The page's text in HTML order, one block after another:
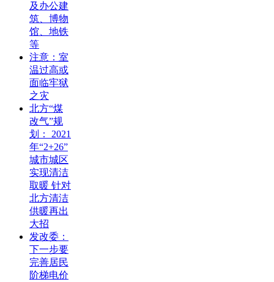
及办公建
筑、博物
馆、地铁
等
注意：室
温过高或
面临牢狱
之灾
北方“煤
改气”规
划： 2021
年“2+26”
城市城区
实现清洁
取暖 针对
北方清洁
供暖再出
大招
发改委：
下一步要
完善居民
阶梯电价